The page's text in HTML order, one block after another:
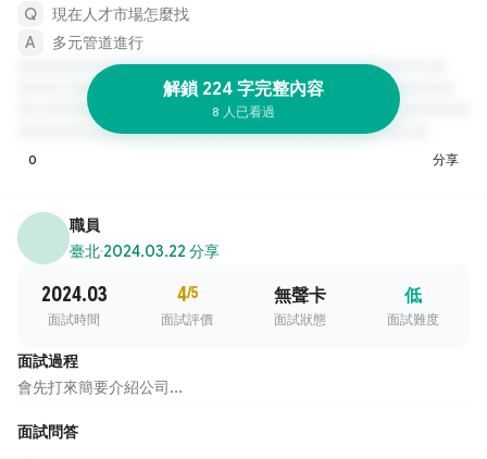
現在人才市場怎麼找
多元管道進行
解鎖 224 字完整內容
8 人已看過
0 分享
職員
臺北·2024.03.22 分享
2024.03
面試時間
4/5
面試評價
無聲卡
面試狀態
低
面試難度
面試過程
會先打來簡要介紹公司...
面試問答